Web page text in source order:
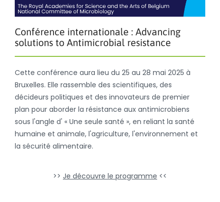
Conférence internationale : Advancing
solutions to Antimicrobial resistance
Cette conférence aura lieu du 25 au 28 mai 2025 à
Bruxelles. Elle rassemble des scientifiques, des
décideurs politiques et des innovateurs de premier
plan pour aborder la résistance aux antimicrobiens
sous l'angle d' « Une seule santé », en reliant la santé
humaine et animale, l'agriculture, l'environnement et
la sécurité alimentaire.
>> Je découvre le programme <<